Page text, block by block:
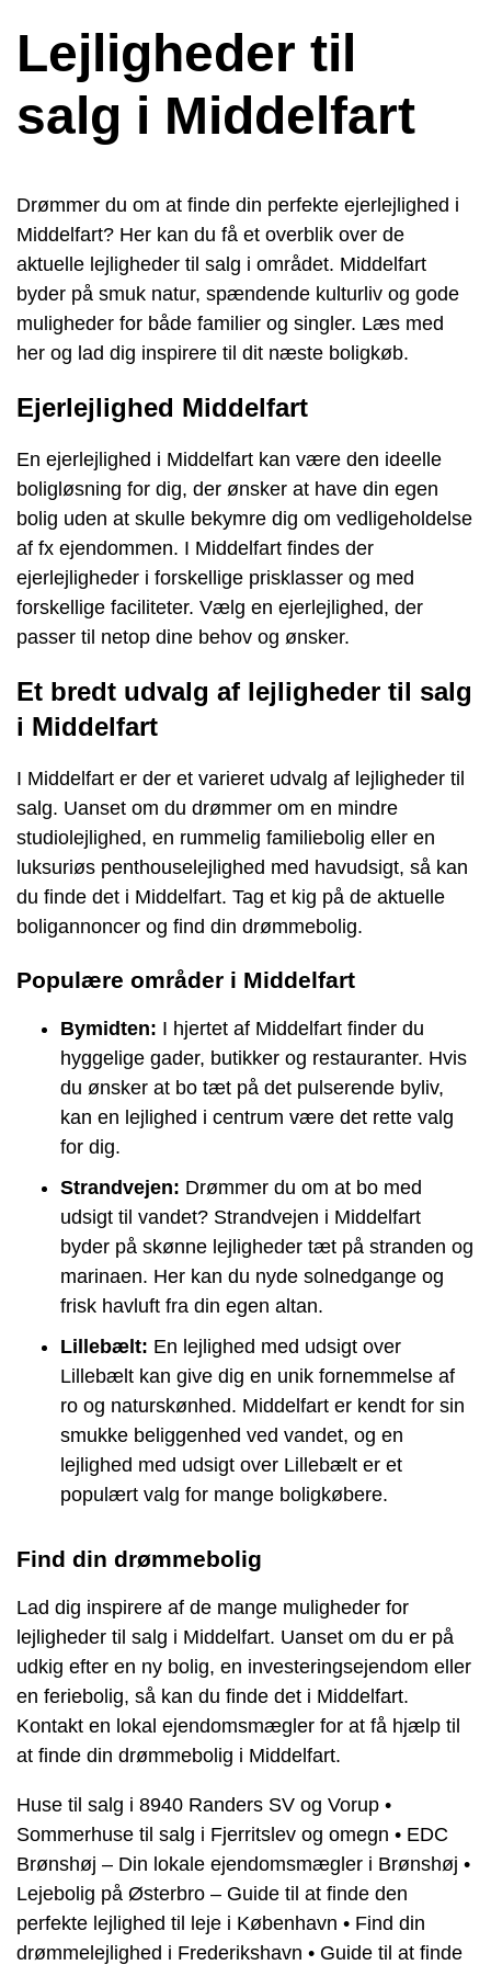
Lejligheder til
salg i Middelfart
Drømmer du om at finde din perfekte ejerlejlighed i
Middelfart? Her kan du få et overblik over de
aktuelle lejligheder til salg i området. Middelfart
byder på smuk natur, spændende kulturliv og gode
muligheder for både familier og singler. Læs med
her og lad dig inspirere til dit næste boligkøb.
Ejerlejlighed Middelfart
En ejerlejlighed i Middelfart kan være den ideelle
boligløsning for dig, der ønsker at have din egen
bolig uden at skulle bekymre dig om vedligeholdelse
af fx ejendommen. I Middelfart findes der
ejerlejligheder i forskellige prisklasser og med
forskellige faciliteter. Vælg en ejerlejlighed, der
passer til netop dine behov og ønsker.
Et bredt udvalg af lejligheder til salg
i Middelfart
I Middelfart er der et varieret udvalg af lejligheder til
salg. Uanset om du drømmer om en mindre
studiolejlighed, en rummelig familiebolig eller en
luksuriøs penthouselejlighed med havudsigt, så kan
du finde det i Middelfart. Tag et kig på de aktuelle
boligannoncer og find din drømmebolig.
Populære områder i Middelfart
Bymidten: I hjertet af Middelfart finder du
hyggelige gader, butikker og restauranter. Hvis
du ønsker at bo tæt på det pulserende byliv,
kan en lejlighed i centrum være det rette valg
for dig.
Strandvejen: Drømmer du om at bo med
udsigt til vandet? Strandvejen i Middelfart
byder på skønne lejligheder tæt på stranden og
marinaen. Her kan du nyde solnedgange og
frisk havluft fra din egen altan.
Lillebælt: En lejlighed med udsigt over
Lillebælt kan give dig en unik fornemmelse af
ro og naturskønhed. Middelfart er kendt for sin
smukke beliggenhed ved vandet, og en
lejlighed med udsigt over Lillebælt er et
populært valg for mange boligkøbere.
Find din drømmebolig
Lad dig inspirere af de mange muligheder for
lejligheder til salg i Middelfart. Uanset om du er på
udkig efter en ny bolig, en investeringsejendom eller
en feriebolig, så kan du finde det i Middelfart.
Kontakt en lokal ejendomsmægler for at få hjælp til
at finde din drømmebolig i Middelfart.
Huse til salg i 8940 Randers SV og Vorup •
Sommerhuse til salg i Fjerritslev og omegn • EDC
Brønshøj – Din lokale ejendomsmægler i Brønshøj •
Lejebolig på Østerbro – Guide til at finde den
perfekte lejlighed til leje i København • Find din
drømmelejlighed i Frederikshavn • Guide til at finde